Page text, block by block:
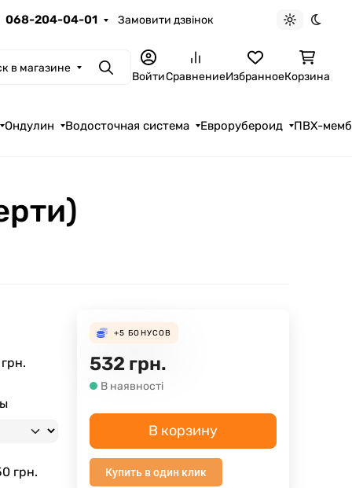
068-204-04-01 Замовити дзвінок
Светлая
в магазине ПоискВойтиСравнениеИзбранноеКорзина
Ондулин Водосточная система Еврорубероид ПВХ-
грн.
+5 БОНУСОВ
532 грн.
В наявності
В корзину
Купить в один клик